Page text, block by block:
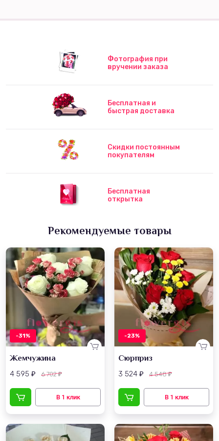
Фотография при
вручении заказа
Бесплатная и
быстрая доставка
Скидки постоянным
покупателям
Бесплатная
открытка
Рекомендуемые товары
-31%
Жемчужина
4 595 ₽ 6 702₽
-23%
Сюрприз
3 524 ₽ 4 548₽